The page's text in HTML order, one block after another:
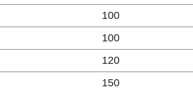
100
100
120
150